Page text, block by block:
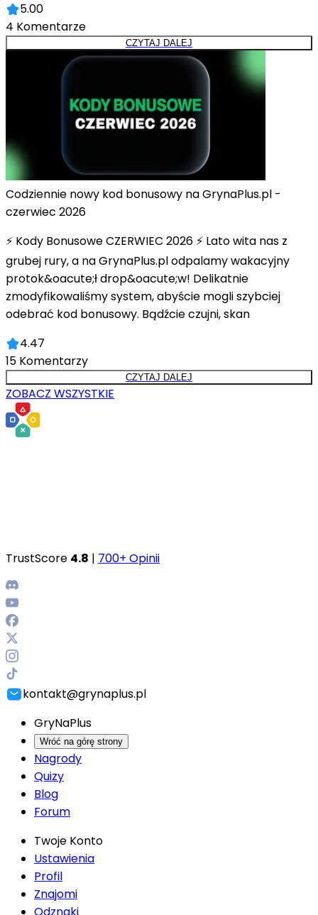
5.00
4 Komentarze
CZYTAJ DALEJ
Codziennie nowy kod bonusowy na GrynaPlus.pl -
czerwiec 2026
⚡ Kody Bonusowe CZERWIEC 2026 ⚡ Lato wita nas z
grubej rury, a na GrynaPlus.pl odpalamy wakacyjny
protok&oacute;ł drop&oacute;w! Delikatnie
zmodyfikowaliśmy system, abyście mogli szybciej
odebrać kod bonusowy. Bądźcie czujni, skan
4.47
15 Komentarzy
CZYTAJ DALEJ
ZOBACZ WSZYSTKIE
TrustScore 4.8 | 700+ Opinii
kontakt@grynaplus.pl
GryNaPlus
Wróć na górę strony
Nagrody
Quizy
Blog
Forum
Twoje Konto
Ustawienia
Profil
Znajomi